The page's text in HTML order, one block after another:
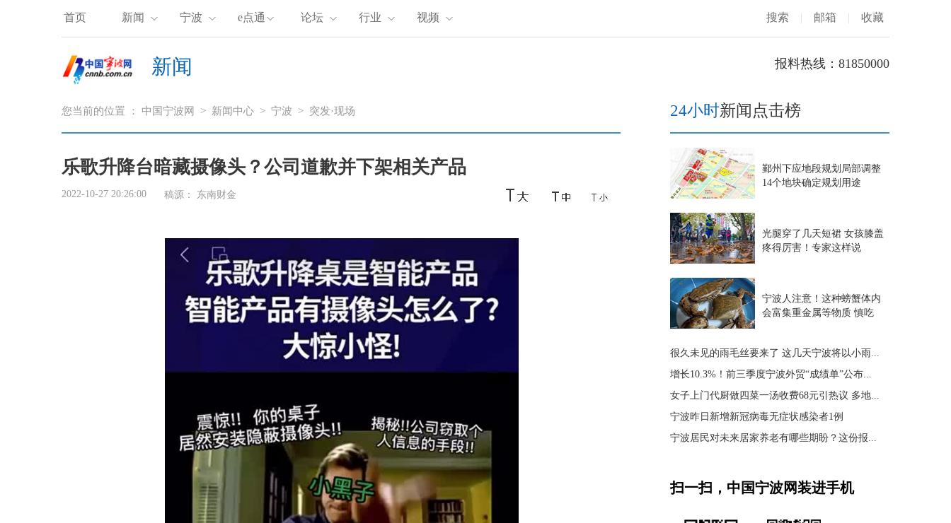
首页 新闻 宁波 e点通 论坛 行业 视频 搜索 | 邮箱 | 收藏
新闻 报料热线：81850000
您当前的位置 ： 中国宁波网 > 新闻中心 > 宁波 > 突发·现场
乐歌升降台暗藏摄像头？公司道歉并下架相关产品
2022-10-27 20:26:00 稿源： 东南财金
24小时新闻点击榜
鄞州下应地段规划局部调整
14个地块确定规划用途
光腿穿了几天短裙 女孩膝盖
疼得厉害！专家这样说
宁波人注意！这种螃蟹体内
会富集重金属等物质 慎吃
很久未见的雨毛丝要来了 这几天宁波将以小雨...
增长10.3%！前三季度宁波外贸“成绩单”公布...
女子上门代厨做四菜一汤收费68元引热议 多地...
宁波昨日新增新冠病毒无症状感染者1例
宁波居民对未来居家养老有哪些期盼？这份报...
扫一扫，中国宁波网装进手机